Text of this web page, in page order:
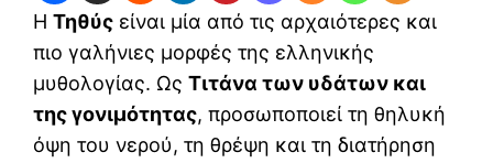
Η Τηθύς είναι μία από τις αρχαιότερες και
πιο γαλήνιες μορφές της ελληνικής
μυθολογίας. Ως Τιτάνα των υδάτων και
της γονιμότητας, προσωποποιεί τη θηλυκή
όψη του νερού, τη θρέψη και τη διατήρηση